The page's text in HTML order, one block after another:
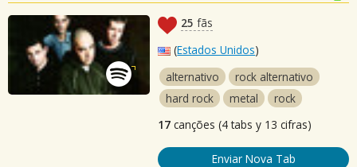
25 fãs
(Estados Unidos)
alternativo
rock alternativo
hard rock
metal
rock
17 canções (4 tabs y 13 cifras)
Enviar Nova Tab